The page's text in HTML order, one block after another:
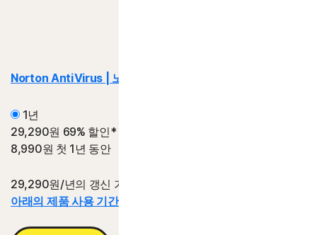
Norton AntiVirus | 노턴 안티바이러스
1년
29,290원 69% 할인*
8,990원 첫 1년 동안
29,290원/년의 갱신 가격 대비 절감액.
아래의 제품 사용 기간 정보를 참조하십시오.*